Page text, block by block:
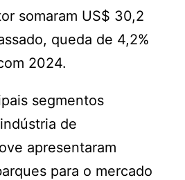
somaram US$ 30,2
queda de 4,2%
2024.
segmentos
de
apresentaram
para o mercado